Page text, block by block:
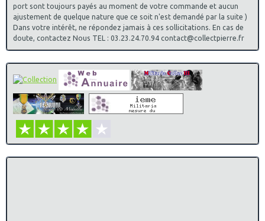
port sont toujours payés au moment de votre commande et aucun
ajustement de quelque nature que ce soit n'est demandé par la suite )
Dans votre intérêt, ne répondez jamais à ces sollicitations. En cas de
doute, contactez Nous TEL : 03.23.24.70.94 contact@collectpierre.fr